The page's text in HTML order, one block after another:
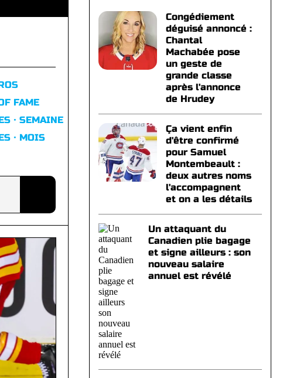
FAME
· SEMAINE
· MOIS
Congédiement
déguisé annoncé :
Chantal
Machabée pose
un geste de
grande classe
après l'annonce
de Hrudey
Ça vient enfin
d'être confirmé
pour Samuel
Montembeault :
deux autres noms
l'accompagnent
et on a les détails
Un attaquant du
Canadien plie bagage
et signe ailleurs : son
nouveau salaire
annuel est révélé